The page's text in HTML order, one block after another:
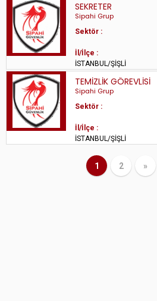
SEKRETER
Sipahi Grup
Sektör :
İl/İlçe :
İSTANBUL/ŞİŞLİ
TEMİZLİK GÖREVLİSİ
Sipahi Grup
Sektör :
İl/İlçe :
İSTANBUL/ŞİŞLİ
1 2 »